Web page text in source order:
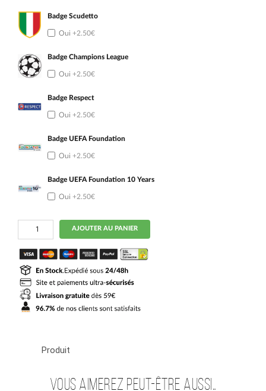
Badge Scudetto
Oui +2.50€
Badge Champions League
Oui +2.50€
Badge Respect
Oui +2.50€
Badge UEFA Foundation
Oui +2.50€
Badge UEFA Foundation 10 Years
Oui +2.50€
quantité
Maillot
Juventus
Third
2025
2026
Adzic
AJOUTER AU PANIER
Produit
Vous aimerez peut-être aussi…